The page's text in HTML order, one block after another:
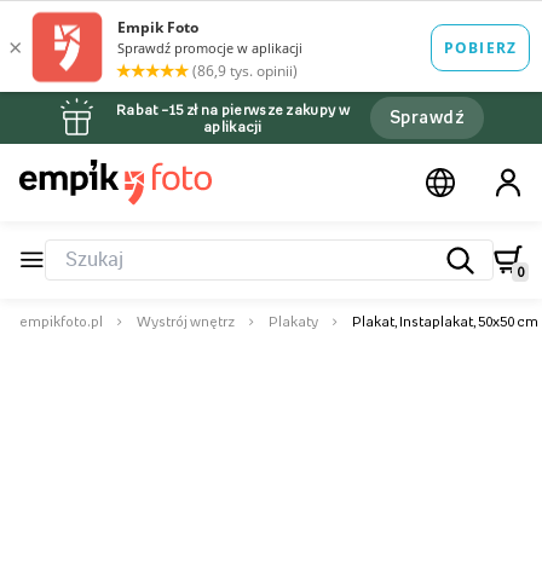
Rabat –15 zł na pierwsze zakupy w
aplikacji
Sprawdź
0
empikfoto.pl Wystrój wnętrz Plakaty Plakat, Instaplakat, 50x50 cm